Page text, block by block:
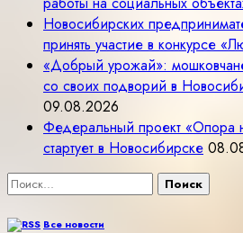
Новосибирских
принять участие в конкурсе
«Добрый урожай»:
со своих подворий в
09.08.2026
Федеральный проект «Опора
стартует в Новосибирске
Найти:
Все новости